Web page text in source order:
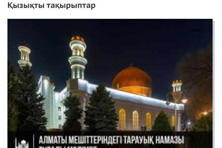
Қызықты тақырыптар